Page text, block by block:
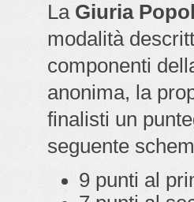
La Giuria
modalità
componenti
anonima, la
finalisti un
seguente
9 punti al